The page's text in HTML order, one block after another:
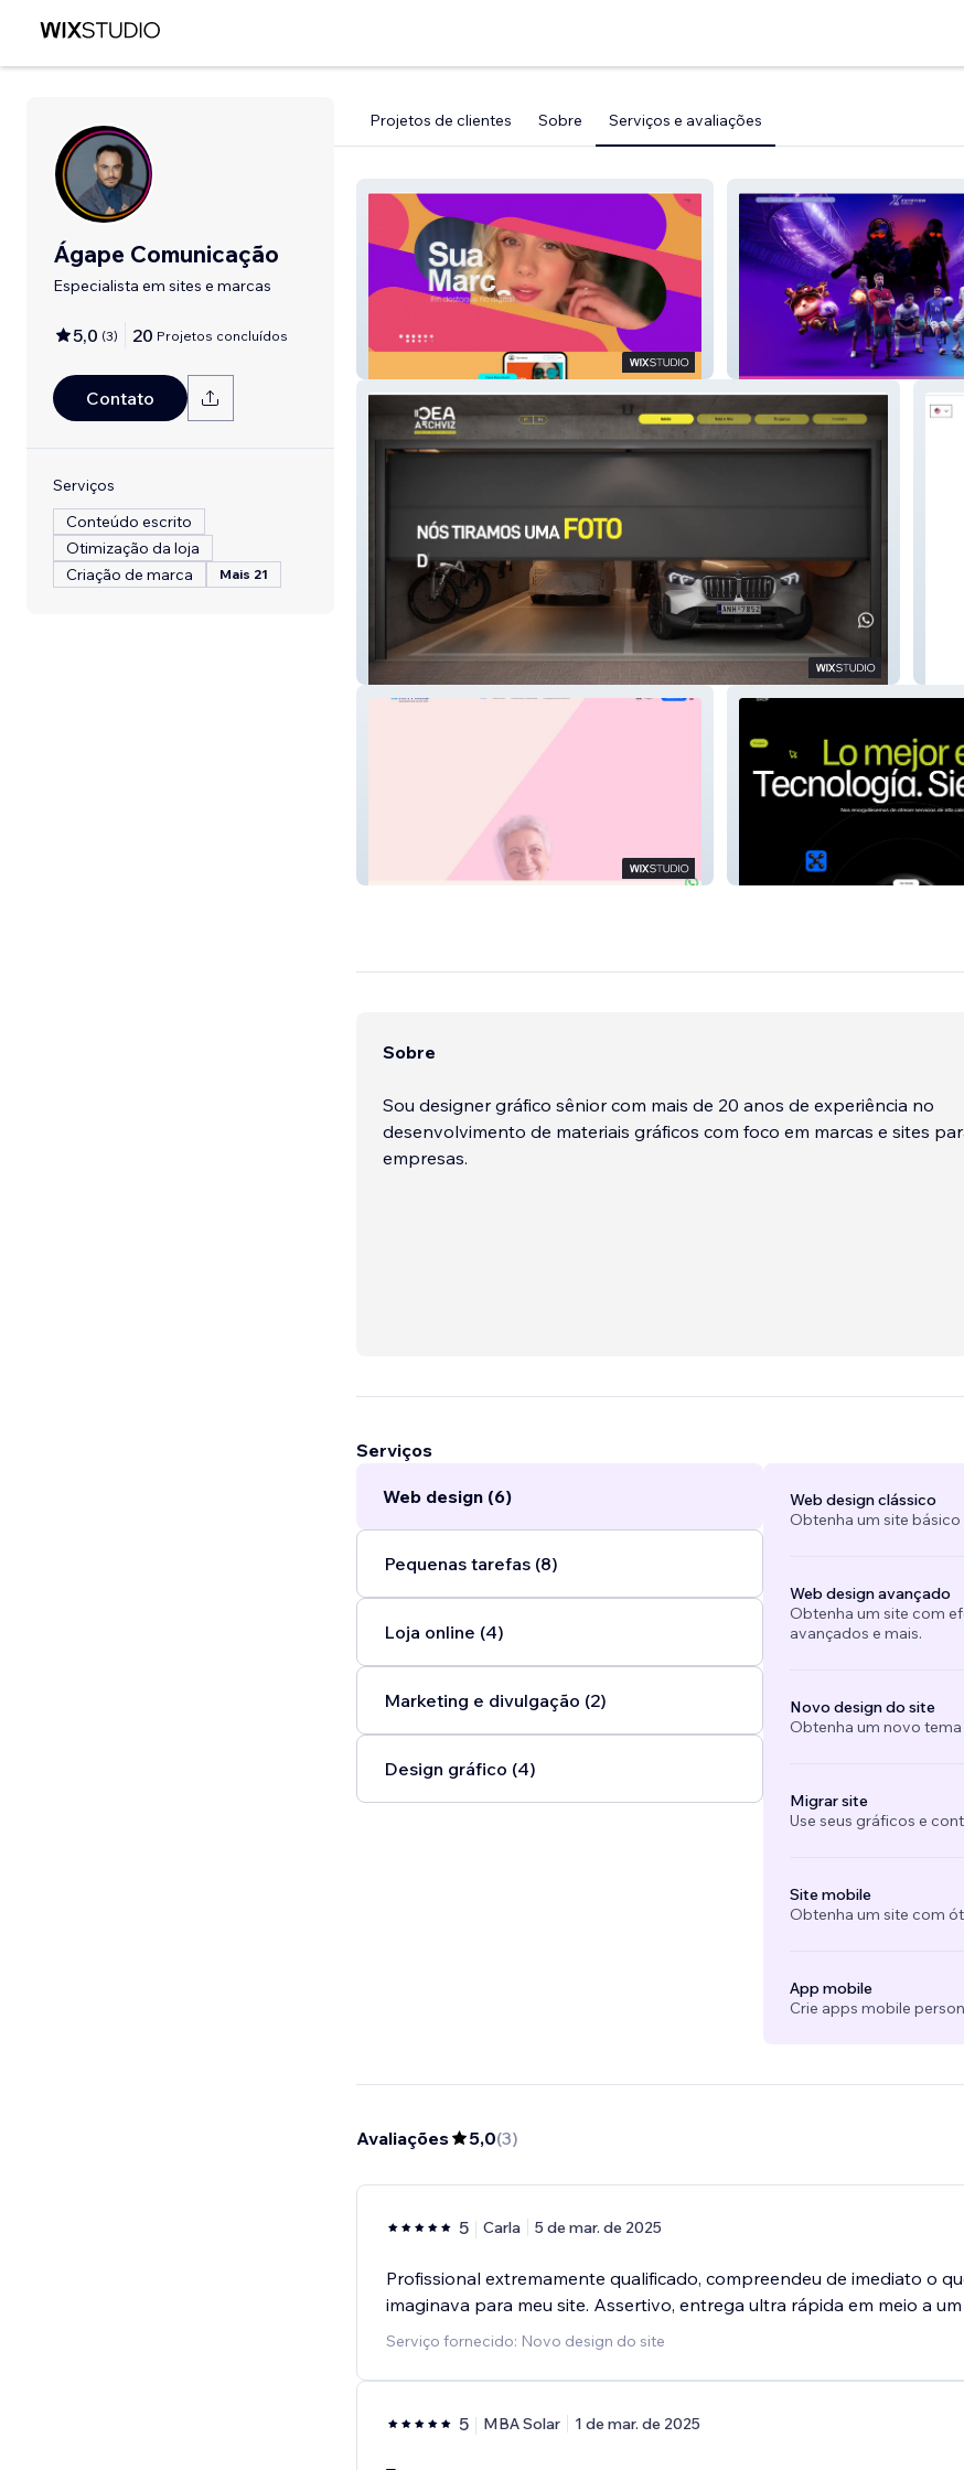
Ágape Comunicação
Especialista em sites e marcas
5,0 (3) 20 Projetos concluídos
Contato
Serviços
Conteúdo escrito
Otimização da loja
Criação de marca
Mais 21
Projetos de clientes Sobre Serviços e avaliações
Xstation Gaming Hub
Idea Archviz
GrandShopPy
Sobre
Sou designer gráfico sênior com mais de 20 anos de experiência no
desenvolvimento de materiais gráficos com foco em marcas e sites
empresas.
Serviços
Web design (6)
Pequenas tarefas (8)
Loja online (4)
Marketing e divulgação (2)
Design gráfico (4)
Web design clássico
Obtenha um site
Web design avançado
Obtenha um site com
avançados e mais.
Novo design do site
Obtenha um novo
Migrar site
Use seus gráficos e
Site mobile
Obtenha um site com
App mobile
Crie apps mobile
Avaliações 5,0(3)
5 Carla 5 de mar. de 2025
Profissional extremamente qualificado, compreendeu de imediato o
imaginava para meu site. Assertivo, entrega ultra rápida em meio a
Serviço fornecido: Novo design do site
5 MBA Solar 1 de mar. de 2025